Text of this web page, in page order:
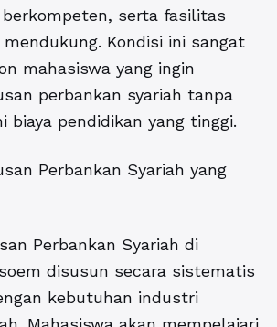
serta fasilitas
Kondisi ini sangat
mahasiswa yang ingin
perbankan syariah tanpa
biaya pendidikan yang tinggi.
Perbankan Syariah yang
Perbankan Syariah di
disusun secara sistematis
kebutuhan industri